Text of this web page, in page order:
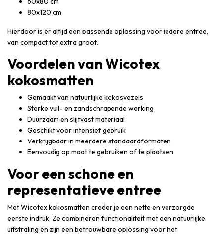
80x120 cm
Hierdoor is er altijd een passende oplossing voor iedere entree,
van compact tot extra groot.
Voordelen van Wicotex
kokosmatten
Gemaakt van natuurlijke kokosvezels
Sterke vuil- en zandschrapende werking
Duurzaam en slijtvast materiaal
Geschikt voor intensief gebruik
Verkrijgbaar in meerdere standaardformaten
Eenvoudig op maat te gebruiken of te plaatsen
Voor een schone en
representatieve entree
Met Wicotex kokosmatten creëer je een nette en verzorgde
eerste indruk. Ze combineren functionaliteit met een natuurlijke
uitstraling en zijn een betrouwbare oplossing voor het